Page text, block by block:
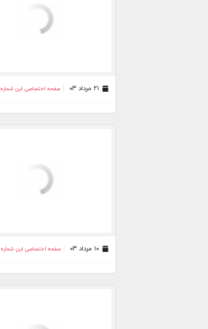
صفحه اختصاصی این شماره
۱۰ مرداد ۰۳ صفحه اختصاصی این شماره